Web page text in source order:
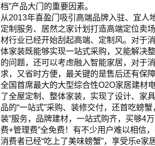
档”产品大门的重要因素。
从2013年喜盈门吸引高端品牌入驻、宜人
定制服务、居然之家计划打造高端定位卖
材行业已经开始刮起高端、定制风。对于
体家装既能够实现一站式采购，又能解决
的问题，还可以考虑融入智能家居，对于
求，又省时方便，最关键的是售后还有保
全国首席最大的大型综合性O2O家居建材
了全屋定制、整体家装，实现了设计、家
品的“一站式”采购、装修交付，还首吃螃
装”服务，品牌建材，一站式购齐，买够4
费+管理费”全免费！有不少用户难以相信
消费者已经“吃上了美味螃蟹”，享受乐e家